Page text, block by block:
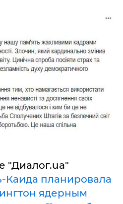
"Диалог.ua"
Каида планировала
ядерным